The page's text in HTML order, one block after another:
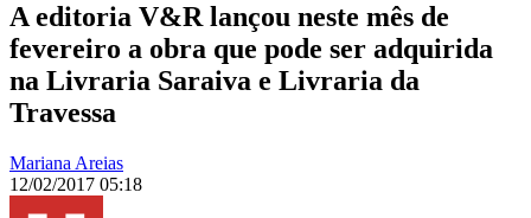
A editoria V&R lançou neste mês de
fevereiro a obra que pode ser adquirida
na Livraria Saraiva e Livraria da
Travessa
Mariana Areias
12/02/2017 05:18